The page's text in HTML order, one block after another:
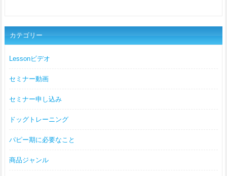
カテゴリー
Lessonビデオ
セミナー動画
セミナー申し込み
ドッグトレーニング
パピー期に必要なこと
商品ジャンル